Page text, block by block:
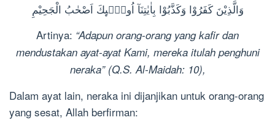
وَالَّذِيْنَ كَفَرُوْا وَكَذَّبُوْا بِاٰيٰتِنَآ اُولٰۤىِٕكَ اَصْحٰبُ الْجَحِيْمِ
Artinya: “Adapun orang-orang yang kafir dan
mendustakan ayat-ayat Kami, mereka itulah penghuni
neraka” (Q.S. Al-Maidah: 10),
Dalam ayat lain, neraka ini dijanjikan untuk orang-orang
yang sesat, Allah berfirman: